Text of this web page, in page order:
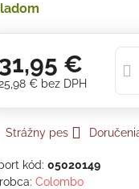
31,95 €
€ bez DPH
Strážny pes
kód:05020149
Colombo